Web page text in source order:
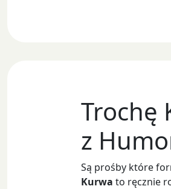
Trochę
z
Są prośby które
Kurwa to ręcznie